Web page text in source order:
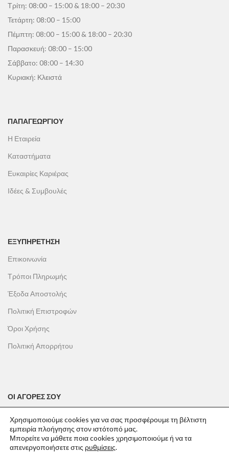
Τρίτη: 08:00 – 15:00 & 18:00 – 20:30
Τετάρτη: 08:00 – 15:00
Πέμπτη: 08:00 – 15:00 & 18:00 – 20:30
Παρασκευή: 08:00 – 15:00
Σάββατο: 08:00 – 14:30
Κυριακή: Κλειστά
ΠΑΠΑΓΕΩΡΓΊΟΥ
Η Εταιρεία
Καταστήματα
Ευκαιρίες Καριέρας
Ιδέες & Συμβουλές
ΕΞΥΠΗΡΕΤΗΣΗ
Επικοινωνία
Τρόποι Πληρωμής
Έξοδα Αποστολής
Πολιτική Επιστροφών
Όροι Χρήσης
Πολιτική Απορρήτου
ΟΙ ΑΓΟΡΕΣ ΣΟΥ
Το καλάθι σου
Οι παραγγελίες σου
Χρησιμοποιούμε cookies για να σας προσφέρουμε τη βέλτιστη
εμπειρία πλοήγησης στον ιστότοπό μας.
Μπορείτε να μάθετε ποια cookies χρησιμοποιούμε ή να τα
απενεργοποιήσετε στις ρυθμίσεις.